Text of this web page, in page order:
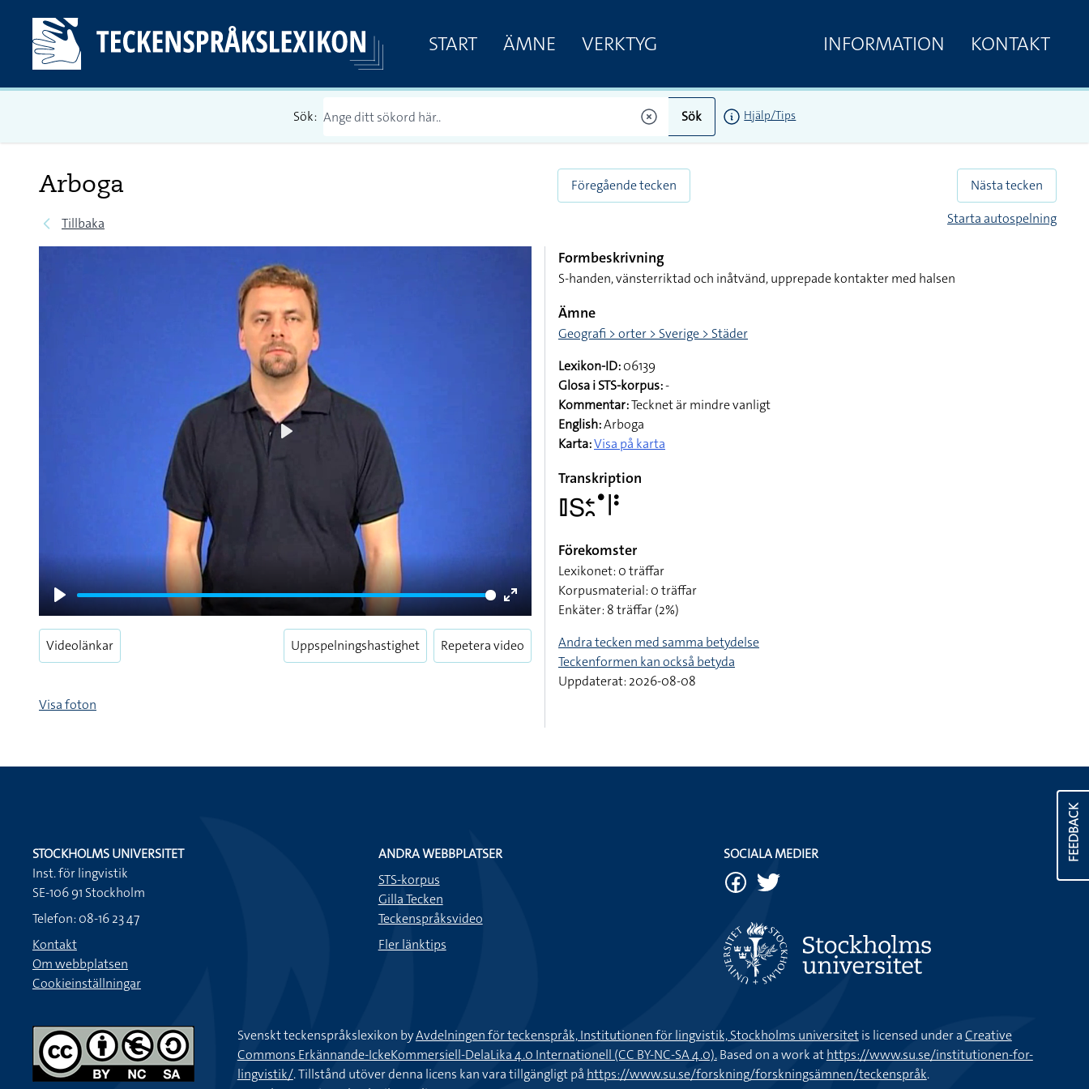
START ÄMNE VERKTYG INFORMATION KONTAKT
Sök: Sök Hjälp/Tips
Arboga
Tillbaka
Föregående tecken
Nästa tecken
Starta autospelning
Play
Enter
fullscreen
Videolänkar Uppspelningshastighet Repetera video
Visa foton
Formbeskrivning
S-handen, vänsterriktad och inåtvänd, upprepade kontakter med halsen
Ämne
Geografi > orter > Sverige > Städer
Lexikon-ID:06139
Glosa i STS-korpus:-
Kommentar:Tecknet är mindre vanligt
English:Arboga
Karta:Visa på karta
Transkription
􌤞􌥅􌥓􌥘􌤟􌥼􌥻
Förekomster
Lexikonet: 0 träffar
Korpusmaterial: 0 träffar
Enkäter: 8 träffar (2%)
Andra tecken med samma betydelse
Teckenformen kan också betyda
Uppdaterat: 2026-08-08
FEEDBACK
STOCKHOLMS UNIVERSITET
Inst. för lingvistik
SE-106 91 Stockholm
Telefon: 08-16 23 47
Kontakt
Om webbplatsen
Cookieinställningar
ANDRA WEBBPLATSER
STS-korpus
Gilla Tecken
Teckenspråksvideo
Fler länktips
SOCIALA MEDIER
Svenskt teckenspråkslexikon byAvdelningen för teckenspråk, Institutionen för lingvistik, Stockholms universitetis licensed under aCreative
Commons Erkännande-IckeKommersiell-DelaLika 4.0 Internationell (CC BY-NC-SA 4.0).Based on a work athttps://www.su.se/institutionen-for-
lingvistik/. Tillstånd utöver denna licens kan vara tillgängligt på https://www.su.se/forskning/forskningsämnen/teckenspråk.